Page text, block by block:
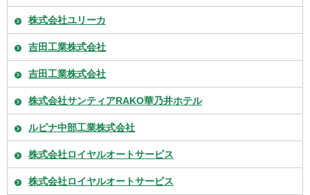
株式会社ユリーカ
吉田工業株式会社
吉田工業株式会社
株式会社サンティアRAKO華乃井ホテル
ルピナ中部工業株式会社
株式会社ロイヤルオートサービス
株式会社ロイヤルオートサービス